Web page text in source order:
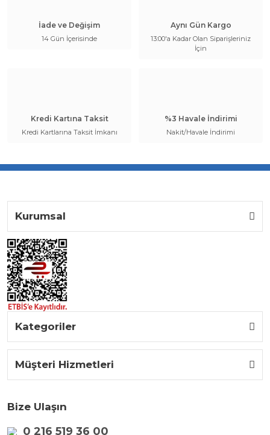
İade ve Değişim
14 Gün İçerisinde
Aynı Gün Kargo
13:00'a Kadar Olan Siparişleriniz
İçin
Kredi Kartına Taksit
Kredi Kartlarına Taksit İmkanı
%3 Havale İndirimi
Nakit/Havale İndirimi
Kurumsal
Kategoriler
Müşteri Hizmetleri
Bize Ulaşın
0 216 519 36 00